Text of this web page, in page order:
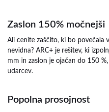
Zaslon 150% močnejši
Ali cenite zaščito, ki bo povečala
nevidna? ARC+ je rešitev, ki
mm in zaslon je ojačan do 150
udarcev.
Popolna prosojnost